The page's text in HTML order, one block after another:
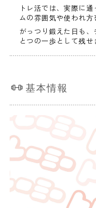
トレ活では、実際に
ムの雰囲気や使われ方
がっつり鍛えた日も
とつの一歩として残せ
基本情報